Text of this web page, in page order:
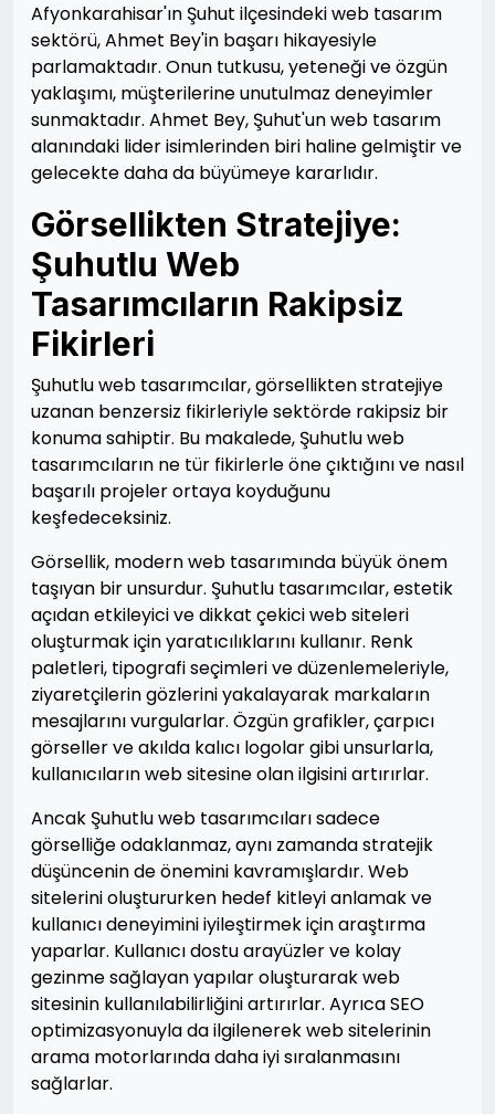
Afyonkarahisar'ın Şuhut ilçesindeki web tasarım
sektörü, Ahmet Bey'in başarı hikayesiyle
parlamaktadır. Onun tutkusu, yeteneği ve özgün
yaklaşımı, müşterilerine unutulmaz deneyimler
sunmaktadır. Ahmet Bey, Şuhut'un web tasarım
alanındaki lider isimlerinden biri haline gelmiştir ve
gelecekte daha da büyümeye kararlıdır.
Görsellikten Stratejiye:
Şuhutlu Web
Tasarımcıların Rakipsiz
Fikirleri
Şuhutlu web tasarımcılar, görsellikten stratejiye
uzanan benzersiz fikirleriyle sektörde rakipsiz bir
konuma sahiptir. Bu makalede, Şuhutlu web
tasarımcıların ne tür fikirlerle öne çıktığını ve nasıl
başarılı projeler ortaya koyduğunu
keşfedeceksiniz.
Görsellik, modern web tasarımında büyük önem
taşıyan bir unsurdur. Şuhutlu tasarımcılar, estetik
açıdan etkileyici ve dikkat çekici web siteleri
oluşturmak için yaratıcılıklarını kullanır. Renk
paletleri, tipografi seçimleri ve düzenlemeleriyle,
ziyaretçilerin gözlerini yakalayarak markaların
mesajlarını vurgularlar. Özgün grafikler, çarpıcı
görseller ve akılda kalıcı logolar gibi unsurlarla,
kullanıcıların web sitesine olan ilgisini artırırlar.
Ancak Şuhutlu web tasarımcıları sadece
görselliğe odaklanmaz, aynı zamanda stratejik
düşüncenin de önemini kavramışlardır. Web
sitelerini oluştururken hedef kitleyi anlamak ve
kullanıcı deneyimini iyileştirmek için araştırma
yaparlar. Kullanıcı dostu arayüzler ve kolay
gezinme sağlayan yapılar oluşturarak web
sitesinin kullanılabilirliğini artırırlar. Ayrıca SEO
optimizasyonuyla da ilgilenerek web sitelerinin
arama motorlarında daha iyi sıralanmasını
sağlarlar.